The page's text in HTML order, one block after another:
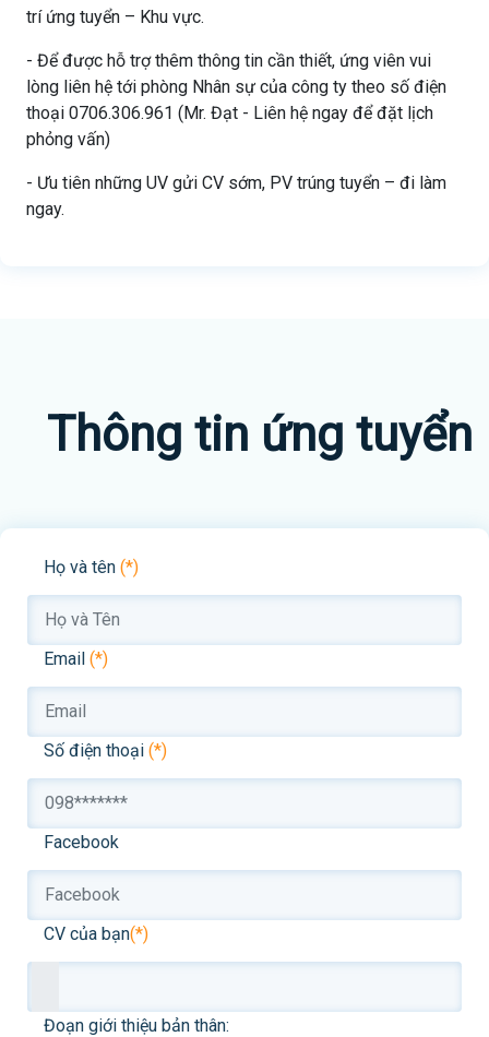
trí ứng tuyển – Khu vực.
- Để được hỗ trợ thêm thông tin cần thiết, ứng viên vui
lòng liên hệ tới phòng Nhân sự của công ty theo số điện
thoại 0706.306.961 (Mr. Đạt - Liên hệ ngay để đặt lịch
phỏng vấn)
- Ưu tiên những UV gửi CV sớm, PV trúng tuyển – đi làm
ngay.
Thông tin ứng tuyển
Họ và tên (*)
Email (*)
Số điện thoại (*)
Facebook
CV của bạn(*)
Đoạn giới thiệu bản thân: